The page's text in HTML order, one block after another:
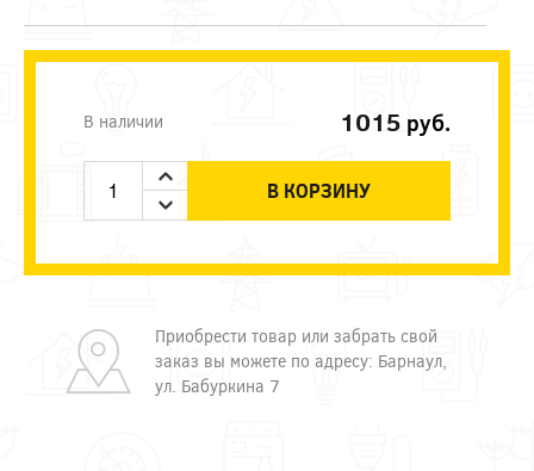
В наличии 1015 руб.
В КОРЗИНУ
Приобрести товар или забрать свой
заказ вы можете по адресу: Барнаул,
ул. Бабуркина 7